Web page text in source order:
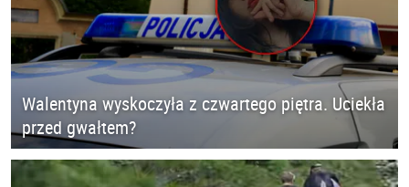
Walentyna wyskoczyła z czwartego piętra. Uciekła
przed gwałtem?